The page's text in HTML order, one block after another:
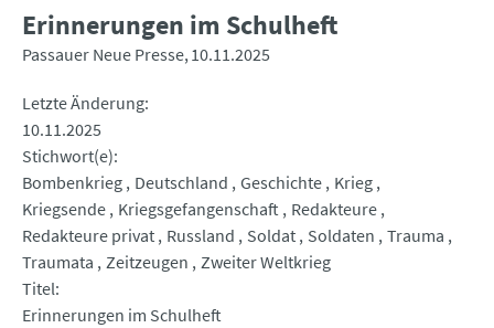
Erinnerungen im Schulheft
Passauer Neue Presse 10.11.2025
Letzte Änderung
10.11.2025
Stichwort(e)
Bombenkrieg Deutschland Geschichte Krieg
Kriegsende Kriegsgefangenschaft Redakteure
Redakteure privat Russland Soldat Soldaten Trauma
Traumata Zeitzeugen Zweiter Weltkrieg
Titel
Erinnerungen im Schulheft